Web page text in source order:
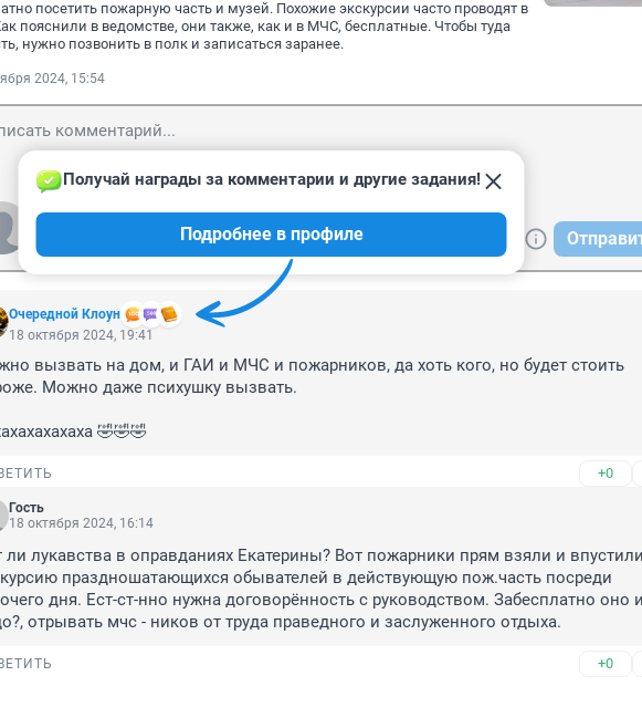
посетить пожарную часть и музей. Похожие экскурсии часто проводят в
пояснили в ведомстве, они также, как и в МЧС, бесплатные. Чтобы туда
нужно позвонить в полк и записаться заранее.
2024, 15:54
Гость
Очередной Клоун
Получай награды за комментарии и другие задания!
Подробнее в профиле
18 октября 2024, 19:41
вызвать на дом, и ГАИ и МЧС и пожарников, да хоть кого, но будет стоить
Можно даже психушку вызвать.
🤣🤣🤣
+0
Гость
18 октября 2024, 16:14
ли лукавства в оправданиях Екатерины? Вот пожарники прям взяли и впустили
праздношатающихся обывателей в действующую пож.часть посреди
дня. Ест-ст-нно нужна договорённость с руководством. Забесплатно оно
отрывать мчс - ников от труда праведного и заслуженного отдыха.
+0